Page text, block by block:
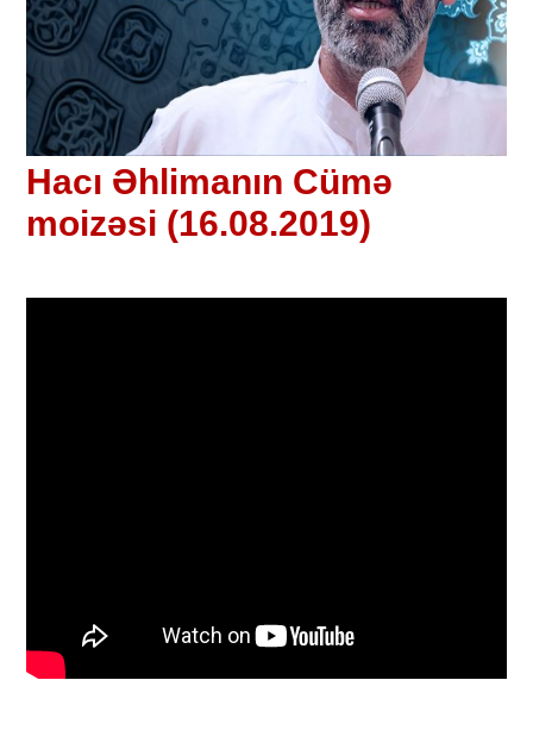
Hacı Əhlimanın Cümə
moizəsi (16.08.2019)